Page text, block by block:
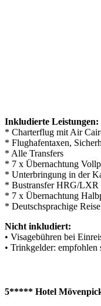
Inkludierte Leistungen:
* Charterflug mit Air
* Flughafentaxen,
* Alle Transfers
* 7 x Übernachtung
* Unterbringung in der
* Bustransfer HRG/
* 7 x Übernachtung
* Deutschsprachige
Nicht inkludiert:
• Visagebühren bei
• Trinkgelder:
5***** Hotel